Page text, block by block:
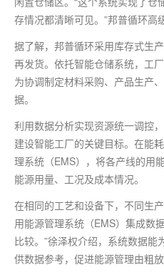
存情况都清晰可见。”邦普循环高
据了解，邦普循环采用库存式生
再发货。依托智能仓储系统，工
为协调制定材料采购、产品生产
据。
利用数据分析实现资源统一调控
建设智能工厂的关键目标。在能
理系统（EMS），将各产线的用
能源用量、工况及成本情况。
在相同的工艺和设备下，不同生
用能源管理系统（EMS）集成数
比较。”徐泽权介绍，系统数据
供数据参考，促进能源管理由粗